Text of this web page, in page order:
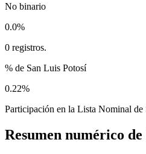
No binario
0.0%
0 registros.
% de San Luis Potosí
0.22%
Participación en la Lista Nominal de
Resumen numérico de